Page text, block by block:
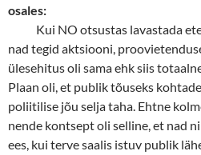
osales:
Kui NO otsustas lavastada
nad tegid aktsiooni,
ülesehitus oli sama ehk siis
Plaan oli, et publik tõuseks
poliitilise jõu selja taha. Ehtne
nende kontsept oli selline, et nad
ees, kui terve saalis istuv publik